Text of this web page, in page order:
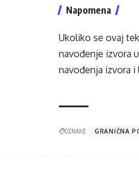
Napomena
Ukoliko se ovaj
navođenje izvora
navođenja izvora i
OZNAKE: GRANIČNA